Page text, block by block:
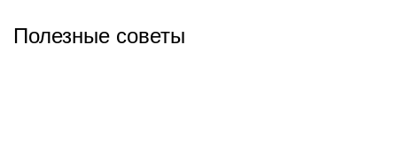
Полезные советы